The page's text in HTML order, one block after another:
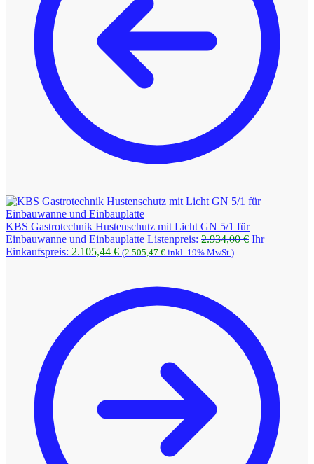
KBS Gastrotechnik Hustenschutz mit Licht GN 5/1 für
Einbauwanne und Einbauplatte Listenpreis: 2.934,00€ Ihr
Einkaufspreis: 2.105,44 €Aktueller
2.105,44 €.
(2.505,47 € inkl. 19% MwSt.)